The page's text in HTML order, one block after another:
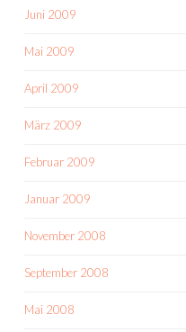
Juni 2009
Mai 2009
April 2009
März 2009
Februar 2009
Januar 2009
November 2008
September 2008
Mai 2008